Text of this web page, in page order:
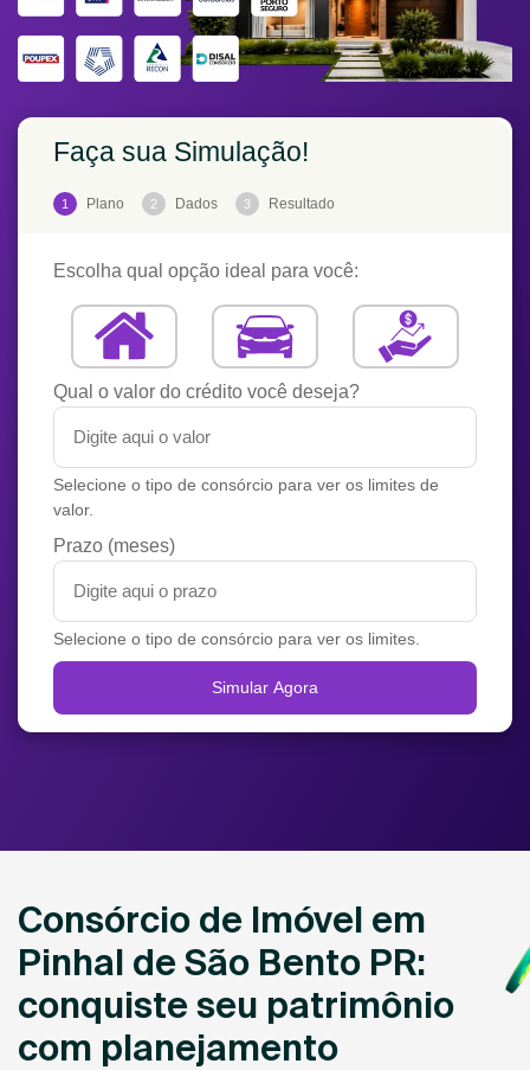
Faça sua Simulação!
1 Plano 2 Dados 3 Resultado
Escolha qual opção ideal para você:
Qual o valor do crédito você deseja?
Selecione o tipo de consórcio para ver os limites de
valor.
Prazo (meses)
Selecione o tipo de consórcio para ver os limites.
Simular Agora
Consórcio de Imóvel em
Pinhal de São Bento PR:
conquiste seu patrimônio
com planejamento